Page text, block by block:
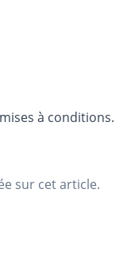
à conditions.
sur cet article.